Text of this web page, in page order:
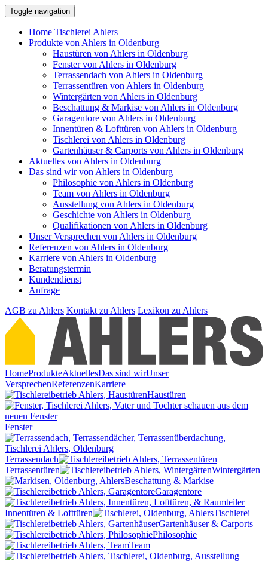
Toggle navigation
Home Tischlerei Ahlers
Produkte von Ahlers in Oldenburg
Haustüren von Ahlers in Oldenburg
Fenstervon Ahlers in Oldenburg
Terrassendach von Ahlers in Oldenburg
Terrassentüren von Ahlers in Oldenburg
Wintergärten von Ahlers in Oldenburg
Beschattung & Markise von Ahlers in Oldenburg
Garagentore von Ahlers in Oldenburg
Innentüren & Lofttüren von Ahlers in Oldenburg
Tischlerei von Ahlers in Oldenburg
Gartenhäuser & Carports von Ahlers in Oldenburg
Aktuelles von Ahlers in Oldenburg
Das sind wirvon Ahlers in Oldenburg
Philosophie von Ahlers in Oldenburg
Team von Ahlers in Oldenburg
Ausstellung von Ahlers in Oldenburg
Geschichte von Ahlers in Oldenburg
Qualifikationen von Ahlers in Oldenburg
Unser Versprechen von Ahlers in Oldenburg
Referenzen von Ahlers in Oldenburg
Karriere von Ahlers in Oldenburg
Beratungstermin
Kundendienst
Anfrage
AGB zu Ahlers Kontakt zu Ahlers Lexikon zu Ahlers
HomeProdukteAktuellesDas sind wirUnser
VersprechenReferenzenKarriere
Haustüren
Fenster
Terrassendach
Terrassentüren
Wintergärten
Beschattung & Markise
Garagentore
Innentüren & Lofttüren
Tischlerei
Gartenhäuser & Carports
Philosophie
Team